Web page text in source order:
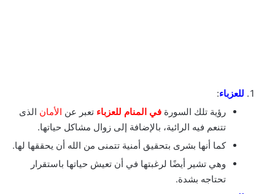
للعزباء:
رؤية تلك السورة في المنام للعزباء تعبر عن الأمان الذى
تتنعم فيه الرائية، بالإضافة إلى زوال مشاكل حياتها.
كما أنها بشرى بتحقيق أمنية تتمنى من الله أن يحققها لها.
وهي تشير أيضًا لرغبتها في أن تعيش حياتها باستقرار
تحتاجه بشدة.